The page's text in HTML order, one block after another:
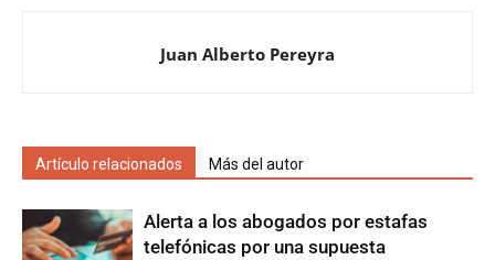
Juan Alberto Pereyra
Artículo relacionados Más del autor
Alerta a los abogados por estafas
telefónicas por una supuesta